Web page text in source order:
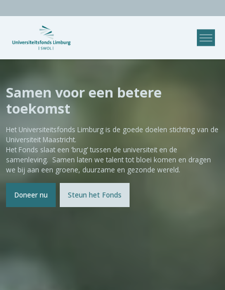
Limburg
|
Steun
onderzoek
en
onderwijs
Maastricht
Samen voor een betere
toekomst
Het Universiteitsfonds Limburg is de goede doelen stichting van de
Universiteit Maastricht.
Het Fonds slaat een ‘brug’ tussen de universiteit en de
samenleving. Samen laten we talent tot bloei komen en dragen
we bij aan een groene, duurzame en gezonde wereld.
Doneer nu Steun het Fonds